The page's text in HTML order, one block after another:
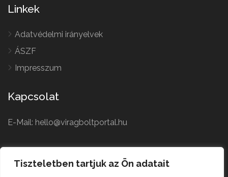
Tiszteletben tartjuk az Ön adatait
Linkek
Adatvédelmi irányelvek
ÁSZF
Impresszum
Kapcsolat
E-Mail: hello@viragboltportal.hu
Czech